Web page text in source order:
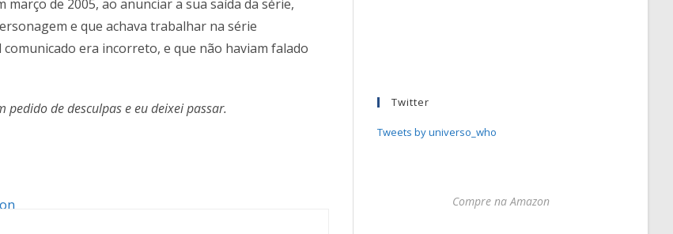
de 2005, ao anunciar a sua saída da série,
e que achava trabalhar na série
era incorreto, e que não haviam falado
de desculpas e eu deixei passar. Twitter
Tweets by universo_who
Compre na Amazon